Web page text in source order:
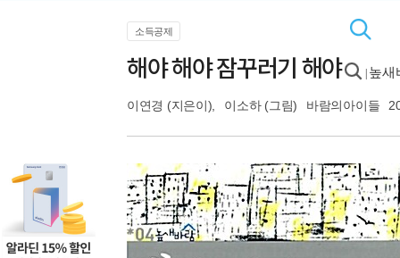
소득공제
해야 해야 잠꾸러기 해야 높새
이연경 (지은이), 이소하(그림) 바람의아이들